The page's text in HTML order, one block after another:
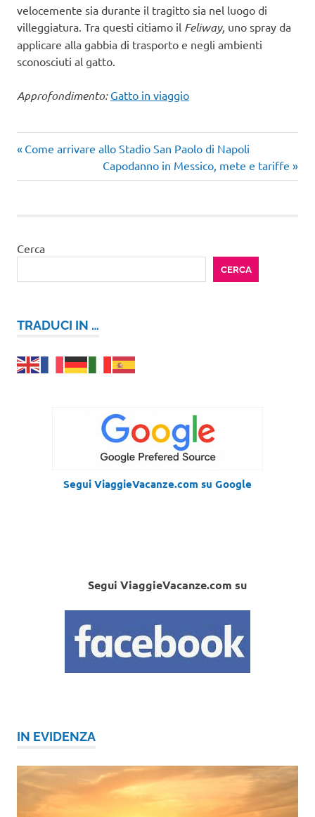
velocemente sia durante il tragitto sia nel luogo di
villeggiatura. Tra questi citiamo il Feliway, uno spray da
applicare alla gabbia di trasporto e negli ambienti
sconosciuti al gatto.
Approfondimento: Gatto in viaggio
Navigazione
articoli
Articolo
Come arrivare allo Stadio San Paolo di Napoli
Articolo
successivo:
Capodanno in Messico, mete e tariffe
Cerca
CERCA
TRADUCI IN …
Segui ViaggieVacanze.com su Google
Segui ViaggieVacanze.com su
IN EVIDENZA